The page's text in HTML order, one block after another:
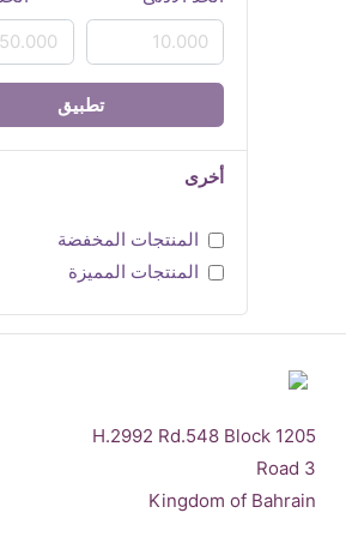
تطبيق
أخرى
المنتجات المخفضة
المنتجات المميزة
H.2992 Rd.548 Block 1205
Road 3
Kingdom of Bahrain